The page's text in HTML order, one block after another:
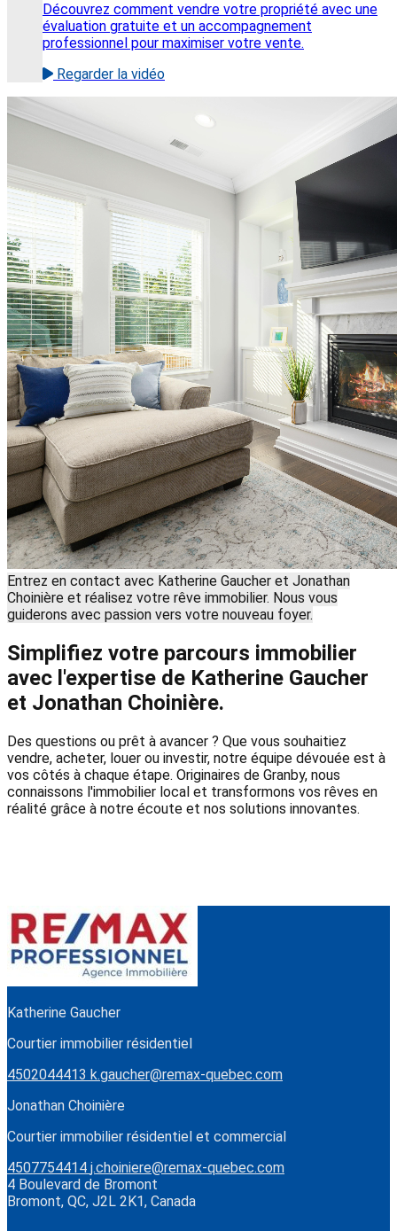
Découvrez comment vendre votre propriété avec une
évaluation gratuite et un accompagnement
professionnel pour maximiser votre vente.
Regarder la vidéo
Entrez en contact avec Katherine Gaucher et Jonathan
Choinière et réalisez votre rêve immobilier. Nous vous
guiderons avec passion vers votre nouveau foyer.
Simplifiez votre parcours immobilier
avec l'expertise de Katherine Gaucher
et Jonathan Choinière.
Des questions ou prêt à avancer ? Que vous souhaitiez
vendre, acheter, louer ou investir, notre équipe dévouée est à
vos côtés à chaque étape. Originaires de Granby, nous
connaissons l'immobilier local et transformons vos rêves en
réalité grâce à notre écoute et nos solutions innovantes.
Katherine Gaucher
Courtier immobilier résidentiel
4502044413 k.gaucher@remax-quebec.com
Jonathan Choinière
Courtier immobilier résidentiel et commercial
4507754414 j.choiniere@remax-quebec.com
4 Boulevard de Bromont
Bromont, QC, J2L 2K1, Canada